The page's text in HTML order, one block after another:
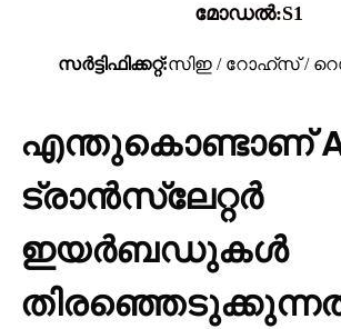
മോഡൽ:S1
സർട്ടിഫിക്കറ്റ്:സിഇ / റോഹ്സ് /
എന്തുകൊണ്ടാണ്
ട്രാൻസ്ലേറ്റർ
ഇയർബഡുകൾ